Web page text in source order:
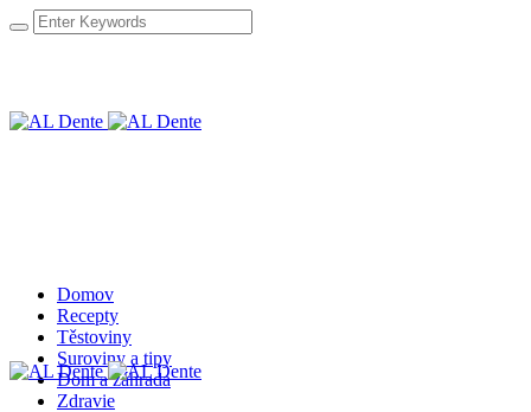
Domov
Recepty
Těstoviny
Suroviny a tipy
Dom a záhrada
Zdravie